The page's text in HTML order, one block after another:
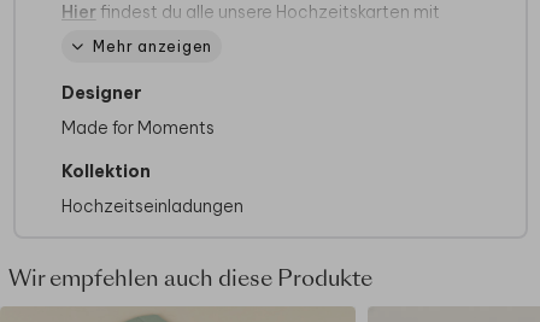
Hierfindest du alle unsere Hochzeitskarten mit
Kalender.
Hochzeitskarte im Kraft-Look mit Kalenderblatt,
Fotos und Mattgoldfolie. Dieses Design ist
perfekt für Paare, die nach einer stilvollen und
einzigartigen Einladung suchen.
Mehr anzeigen
Designer
Made for Moments
Kollektion
Hochzeitseinladungen
Wir empfehlen auch diese Produkte